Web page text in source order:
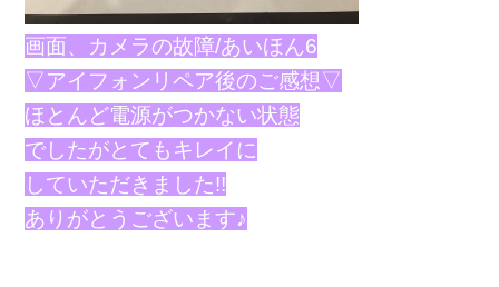
画面、カメラの故障/あいほん6
▽アイフォンリペア後のご感想▽
ほとんど電源がつかない状態
でしたがとてもキレイに
していただきました!!
ありがとうございます♪